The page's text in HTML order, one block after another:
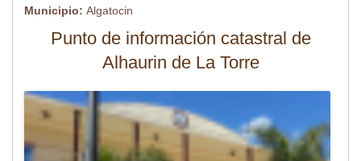
Municipio: Algatocin
Punto de información catastral de
Alhaurin de La Torre